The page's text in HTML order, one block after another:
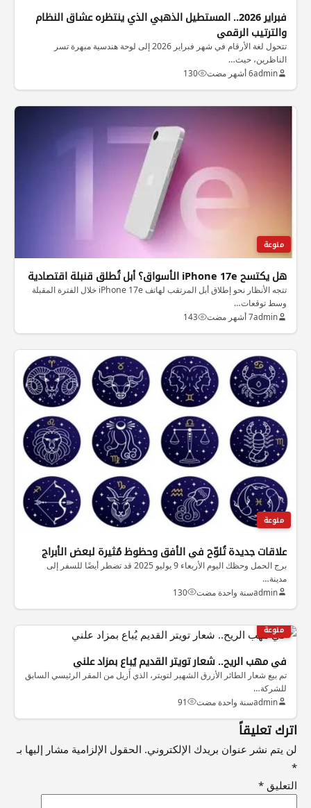
فبراير 2026.. المستطيل الذهبي الذي ينتظره عشاق النظام
والترتيب الرقمي
تتحول لغة الأرقام في شهر فبراير 2026 إلى لوحة هندسية مبهرة تسر
الناظرين، حيث…
admin6 أشهر مضت 130
منوعة
هل يكتسح iPhone 17e الأسواق؟ أبل تُطلق قنبلة اقتصادية
تتجه الأنظار نحو إطلاق أبل المرتقب لهاتف iPhone 17e خلال الفترة المقبلة
وسط توقعات…
admin7 أشهر مضت 143
منوعة
علاقات جديدة تُلوّح في الأفق وحظوظ مُثيرة لبعض الأبراج
برج الحمل وحظك اليوم الأربعاء 9 يوليو 2025 قد تضطر أيضًا للسفر إلى
مدينة…
adminسنة واحدة مضت 130
منوعة
في مهب الريح.. شعار تويتر القديم يُباع بمزاد علني
تم بيع شعار الطائر الأزرق الشهير لتويتر، الذي أُزيل من المقر الرئيسي السابق
للشركة…
adminسنة واحدة مضت 91
اترك تعليقاً
لن يتم نشر عنوان بريدك الإلكتروني. الحقول الإلزامية مشار إليها بـ
*
التعليق *